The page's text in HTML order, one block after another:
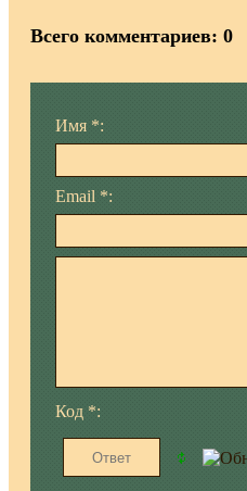
Всего комментариев: 0
Имя *:
Email *:
Код *: